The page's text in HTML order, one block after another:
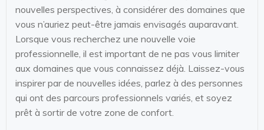
nouvelles perspectives, à considérer des domaines que
vous n’auriez peut-être jamais envisagés auparavant.
Lorsque vous recherchez une nouvelle voie
professionnelle, il est important de ne pas vous limiter
aux domaines que vous connaissez déjà. Laissez-vous
inspirer par de nouvelles idées, parlez à des personnes
qui ont des parcours professionnels variés, et soyez
prêt à sortir de votre zone de confort.